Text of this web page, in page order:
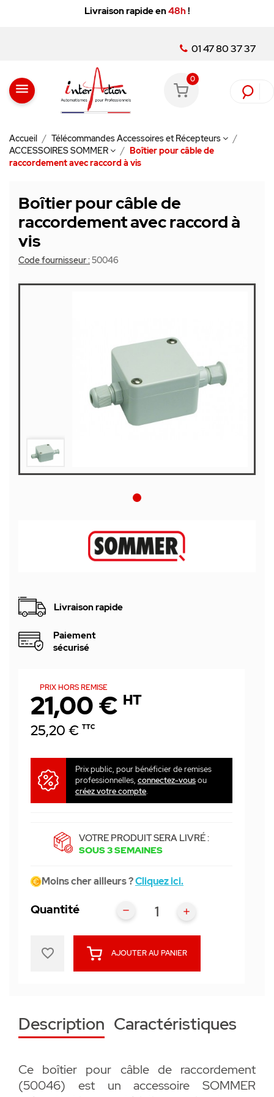
Livraison rapide en48h!
01 47 80 37 37
menu
0
Accueil
Télécommandes Accessoires et Récepteurs
ACCESSOIRES SOMMER
Boîtier pour câble de
raccordement avec raccord à vis
Boîtier pour câble de
raccordement avec raccord à
vis
Code fournisseur :50046
Livraison rapide
Paiement
sécurisé
PRIX HORS REMISE
21,00 € HT
25,20 € TTC
Prix public, pour bénéficier de remises
professionnelles, connectez-vousou
créez votre compte.
VOTRE PRODUIT SERA LIVRÉ :
SOUS 3 SEMAINES
Moins cher ailleurs ?Cliquez ici.
Quantité
AJOUTER AU PANIER
favorite_border
Description Caractéristiques
Ce boîtier pour câble de raccordement
(50046) est un accessoire SOMMER